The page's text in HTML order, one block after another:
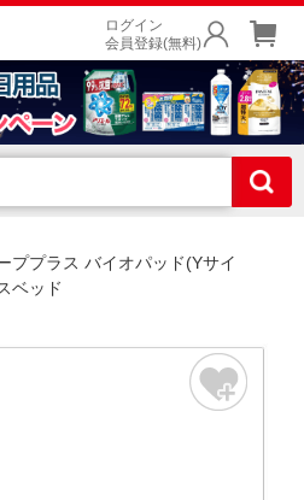
ログイン
会員登録(無料)
ププラス バイオパッド(Yサイ
ベッド